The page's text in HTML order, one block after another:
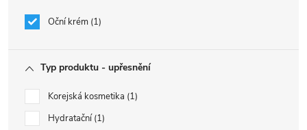
Oční krém 1
Typ produktu - upřesnění
Korejská kosmetika 1
Hydratační 1